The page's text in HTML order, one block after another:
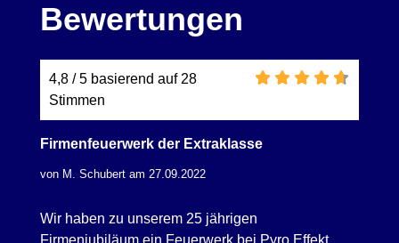
Bewertungen
4,8 / 5 basierend auf 28
Stimmen
Firmenfeuerwerk der Extraklasse
von M. Schubert am 27.09.2022
Wir haben zu unserem 25 jährigen
Firmenjubiläum ein Feuerwerk bei Pyro Effekt